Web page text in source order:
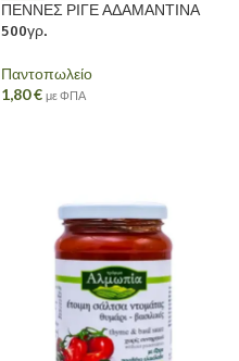
ΠΕΝΝΕΣ ΡΙΓΕ ΑΔΑΜΑΝΤΙΝΑ
500γρ.
Παντοπωλείο
1,80€ με ΦΠΑ